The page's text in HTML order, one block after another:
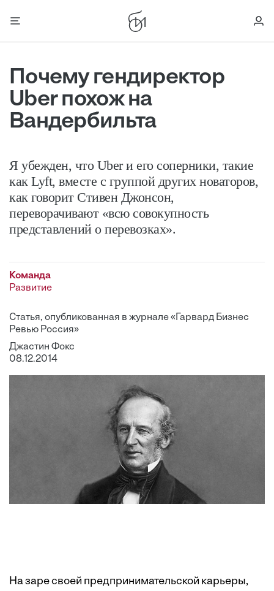
Почему гендиректор
Uber похож на
Вандербильта
Я убежден, что Uber и его соперники, такие
как Lyft, вместе с группой других новаторов,
как говорит Стивен Джонсон,
переворачивают «всю совокупность
представлений о перевозках».
Команда
Развитие
Статья, опубликованная в журнале «Гарвард Бизнес
Ревью Россия»
Джастин Фокс
08.12.2014
На заре своей предпринимательской карьеры,